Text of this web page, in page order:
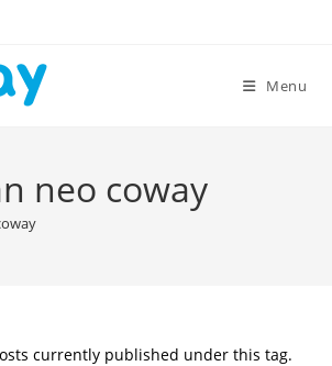
Menu
neo coway
currently published under this tag.